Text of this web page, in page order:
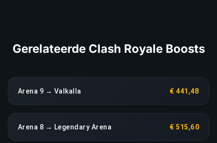
Gerelateerde Clash Royale Boosts
Arena 9 → Valkalla € 441,48
Arena 8 → Legendary Arena € 515,60